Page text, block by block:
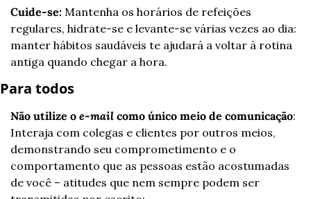
Cuide-se: Mantenha os horários de refeições
regulares, hidrate-se e levante-se várias vezes ao dia:
manter hábitos saudáveis ​​te ajudará a voltar à rotina
antiga quando chegar a hora.
Para todos
Não utilize o e-mail como único meio de comunicação:
Interaja com colegas e clientes por outros meios,
demonstrando seu comprometimento e o
comportamento que as pessoas estão acostumadas
de você – atitudes que nem sempre podem ser